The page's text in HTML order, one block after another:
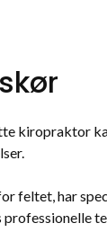
kiropraktor
feltet, har